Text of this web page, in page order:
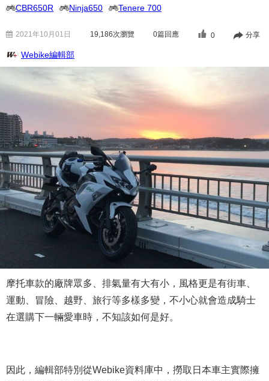
CBR650R Ninja650 Tenere 700
2021年10月01日 19,186次瀏覽 0篇回應 0 分享
Webike編輯部
摩托車款的廠牌眾多、排氣量有大有小，風格更是有街車、
運動、冒險、越野、旅行等多樣多變，不小心就會造成騎士
在選購下一輛愛車時，不知該如何是好。
因此，編輯部特別從Webike資料庫中，撈取日本車主實際擁